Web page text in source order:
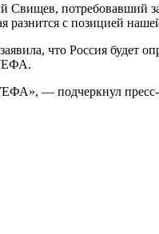
потребовавший
разнится с позицией
что Россия
— подчеркнул